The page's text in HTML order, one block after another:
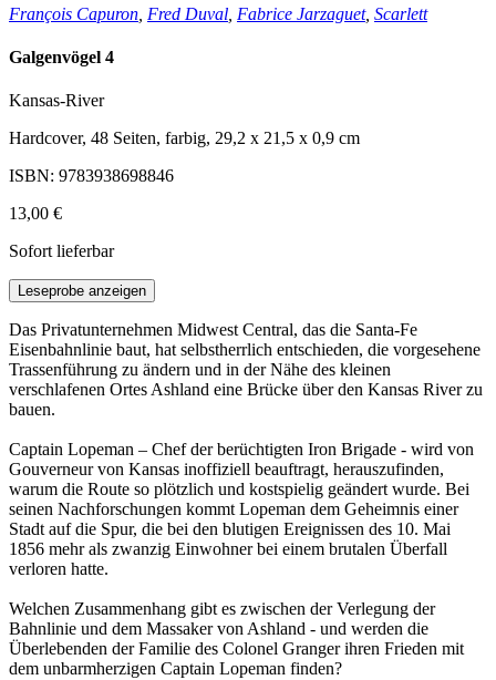
François Capuron Fred Duval Fabrice Jarzaguet, Scarlett
Galgenvögel 4
Kansas-River
Hardcover, 48 Seiten, farbig, 29,2 x 21,5 x 0,9 cm
ISBN: 9783938698846
13,00 €
Sofort lieferbar
Leseprobe anzeigen
Das Privatunternehmen Midwest Central, das die Santa-Fe
Eisenbahnlinie baut, hat selbstherrlich entschieden, die vorgesehene
Trassenführung zu ändern und in der Nähe des kleinen
verschlafenen Ortes Ashland eine Brücke über den Kansas River zu
bauen.
Captain Lopeman – Chef der berüchtigten Iron Brigade - wird von
Gouverneur von Kansas inoffiziell beauftragt, herauszufinden,
warum die Route so plötzlich und kostspielig geändert wurde. Bei
seinen Nachforschungen kommt Lopeman dem Geheimnis einer
Stadt auf die Spur, die bei den blutigen Ereignissen des 10. Mai
1856 mehr als zwanzig Einwohner bei einem brutalen Überfall
verloren hatte.
Welchen Zusammenhang gibt es zwischen der Verlegung der
Bahnlinie und dem Massaker von Ashland - und werden die
Überlebenden der Familie des Colonel Granger ihren Frieden mit
dem unbarmherzigen Captain Lopeman finden?